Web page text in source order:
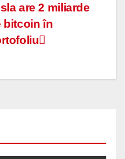
are 2 miliarde
bitcoin în